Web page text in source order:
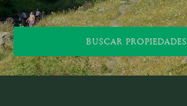
BUSCAR PROPIEDADES